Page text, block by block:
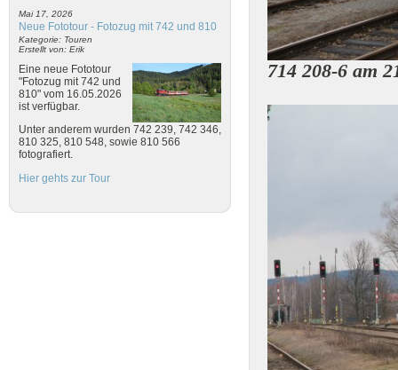
Mai 17, 2026
Neue Fototour - Fotozug mit 742 und 810
Kategorie: Touren
Erstellt von: Erik
Eine neue Fototour
"Fotozug mit 742 und
810" vom 16.05.2026
ist verfügbar.
Unter anderem wurden 742 239, 742 346,
810 325, 810 548, sowie 810 566
fotografiert.
Hier gehts zur Tour
714 208-6 am